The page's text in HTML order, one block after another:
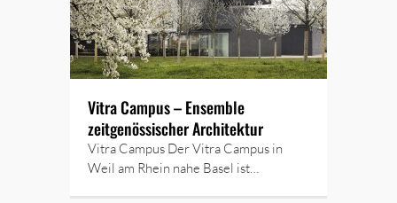
Vitra Campus – Ensemble
zeitgenössischer Architektur
Vitra Campus Der Vitra Campus in
Weil am Rhein nahe Basel ist…